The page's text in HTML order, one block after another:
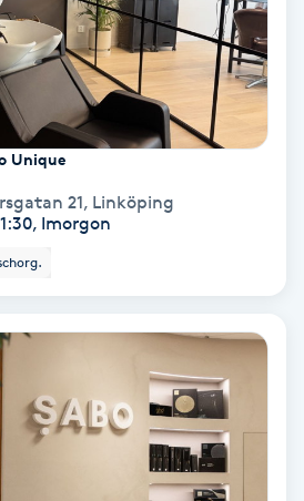
Unique
21, Linköping
Imorgon